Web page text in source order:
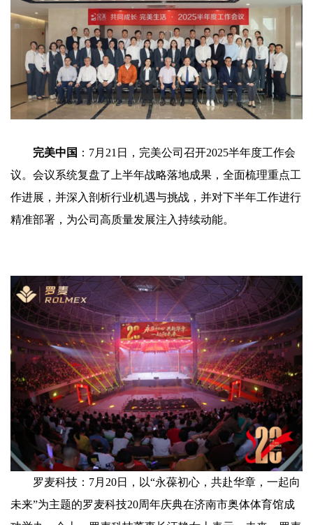
完美中国 ：7月21日，完美公司召开2025半年度工作会
议。会议系统复盘了上半年战略落地成果，全面梳理重点工
作进展，并深入剖析行业机遇与挑战，并对下半年工作进行
精准部署，为公司高质量发展注入持续动能。
罗麦科技：7月20日，以“永葆初心，共赴华章，一起向
未来”为主题的罗麦科技20周年庆典在济南市奥体体育馆成